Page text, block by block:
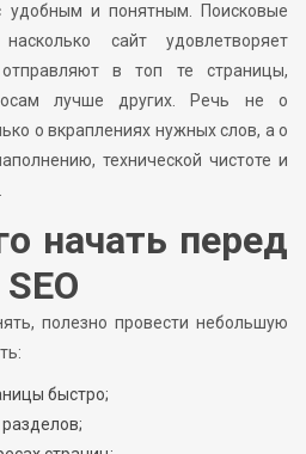
удобным и понятным. Поисковые
сайт удовлетворяет
в топ те страницы,
лучше других. Речь не о
о вкраплениях нужных слов, а о
технической чистоте и
начать перед
полезно провести небольшую
быстро;